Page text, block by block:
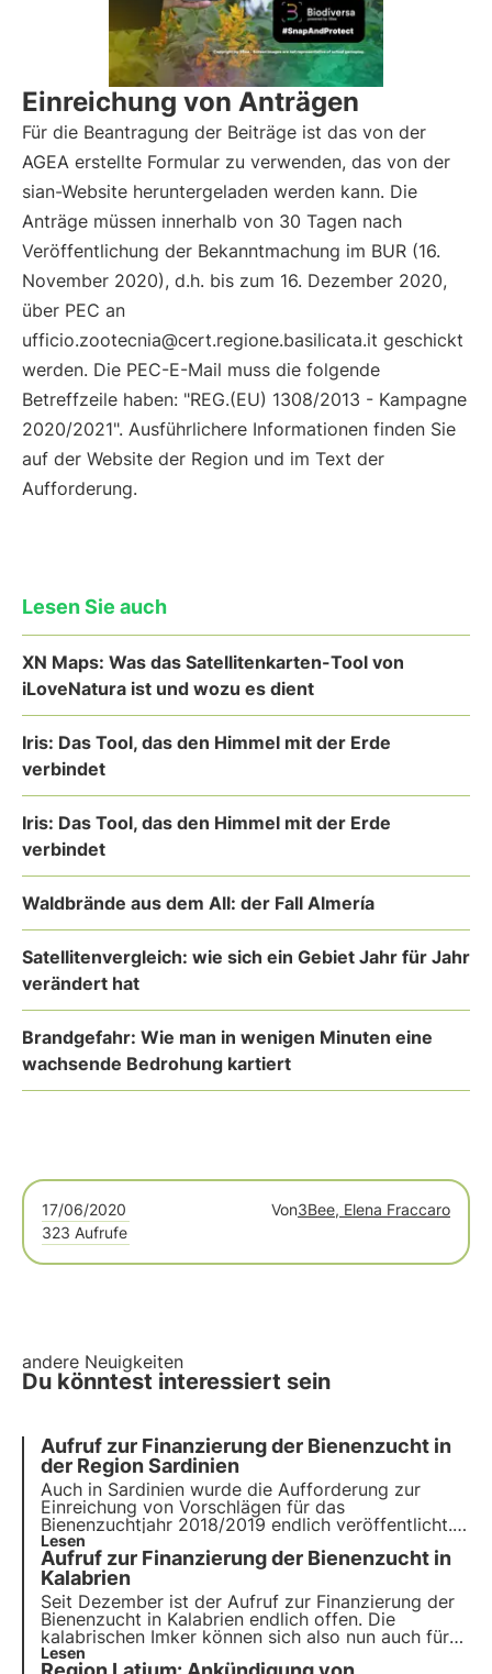
Einreichung von Anträgen
Für die Beantragung der Beiträge ist das von der
AGEA erstellte Formular zu verwenden, das von der
sian-Website heruntergeladen werden kann. Die
Anträge müssen innerhalb von 30 Tagen nach
Veröffentlichung der Bekanntmachung im BUR (16.
November 2020), d.h. bis zum 16. Dezember 2020,
über PEC an
ufficio.zootecnia@cert.regione.basilicata.it geschickt
werden. Die PEC-E-Mail muss die folgende
Betreffzeile haben: "REG.(EU) 1308/2013 - Kampagne
2020/2021". Ausführlichere Informationen finden Sie
auf der Website der Region und im Text der
Aufforderung.
Lesen Sie auch
XN Maps: Was das Satellitenkarten-Tool von
iLoveNatura ist und wozu es dient
Iris: Das Tool, das den Himmel mit der Erde
verbindet
Iris: Das Tool, das den Himmel mit der Erde
verbindet
Waldbrände aus dem All: der Fall Almería
Satellitenvergleich: wie sich ein Gebiet Jahr für Jahr
verändert hat
Brandgefahr: Wie man in wenigen Minuten eine
wachsende Bedrohung kartiert
17/06/2020 Von3Bee, Elena Fraccaro
323 Aufrufe
andere Neuigkeiten
Du könntest interessiert sein
Aufruf zur Finanzierung der Bienenzucht in
der Region Sardinien
Auch in Sardinien wurde die Aufforderung zur
Einreichung von Vorschlägen für das
Bienenzuchtjahr 2018/2019 endlich veröffentlicht.
Die festgelegten spezifischen Ziele zielen darauf
ab, die Effizienz und die Vermarktung von
Imkereierzeugnissen zu steigern. Aufforderung zur
Einreichung von Vorschlägen für die Bienenzucht in
der Region Sardinien
Lesen
Aufruf zur Finanzierung der Bienenzucht in
Kalabrien
Seit Dezember ist der Aufruf zur Finanzierung der
Bienenzucht in Kalabrien endlich offen. Die
kalabrischen Imker können sich also nun auch für
ihre Imkertätigkeit bewerben. Der neue Aufruf zur
Lesen